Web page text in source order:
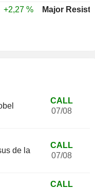
+2,27 %
CALL
07/08
de la
CALL
07/08
CALL